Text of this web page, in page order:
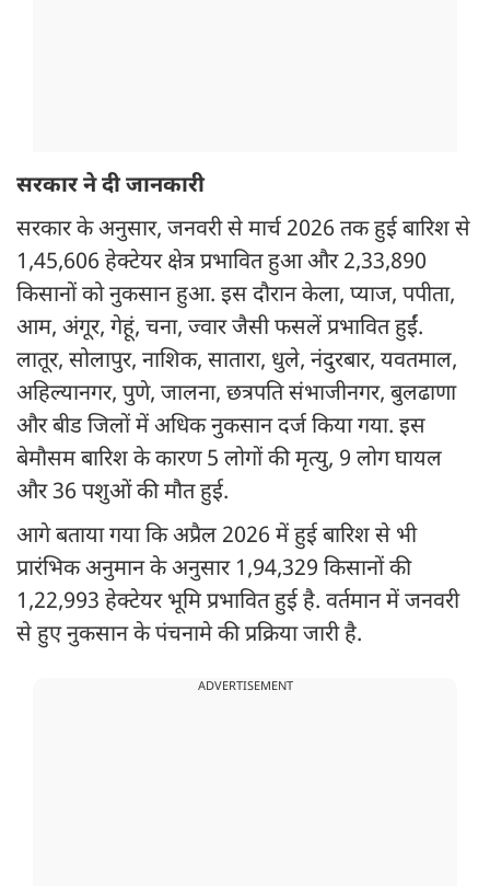
सरकार ने दी जानकारी
सरकार के अनुसार, जनवरी से मार्च 2026 तक हुई बारिश से
1,45,606 हेक्टेयर क्षेत्र प्रभावित हुआ और 2,33,890
किसानों को नुकसान हुआ. इस दौरान केला, प्याज, पपीता,
आम, अंगूर, गेहूं, चना, ज्वार जैसी फसलें प्रभावित हुईं.
लातूर, सोलापुर, नाशिक, सातारा, धुले, नंदुरबार, यवतमाल,
अहिल्यानगर, पुणे, जालना, छत्रपति संभाजीनगर, बुलढाणा
और बीड जिलों में अधिक नुकसान दर्ज किया गया. इस
बेमौसम बारिश के कारण 5 लोगों की मृत्यु, 9 लोग घायल
और 36 पशुओं की मौत हुई.
आगे बताया गया कि अप्रैल 2026 में हुई बारिश से भी
प्रारंभिक अनुमान के अनुसार 1,94,329 किसानों की
1,22,993 हेक्टेयर भूमि प्रभावित हुई है. वर्तमान में जनवरी
से हुए नुकसान के पंचनामे की प्रक्रिया जारी है.
ADVERTISEMENT